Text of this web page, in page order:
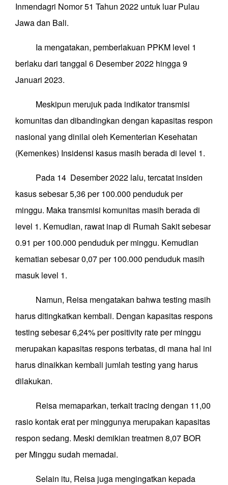
Inmendagri Nomor 51 Tahun 2022 untuk luar Pulau
Jawa dan Bali.
Ia mengatakan, pemberlakuan PPKM level 1
berlaku dari tanggal 6 Desember 2022 hingga 9
Januari 2023.
Meskipun merujuk pada indikator transmisi
komunitas dan dibandingkan dengan kapasitas respon
nasional yang dinilai oleh Kementerian Kesehatan
(Kemenkes) Insidensi kasus masih berada di level 1.
Pada 14 Desember 2022 lalu, tercatat insiden
kasus sebesar 5,36 per 100.000 penduduk per
minggu. Maka transmisi komunitas masih berada di
level 1. Kemudian, rawat inap di Rumah Sakit sebesar
0.91 per 100.000 penduduk per minggu. Kemudian
kematian sebesar 0,07 per 100.000 penduduk masih
masuk level 1.
Namun, Reisa mengatakan bahwa testing masih
harus ditingkatkan kembali. Dengan kapasitas respons
testing sebesar 6,24% per positivity rate per minggu
merupakan kapasitas respons terbatas, di mana hal ini
harus dinaikkan kembali jumlah testing yang harus
dilakukan.
Reisa memaparkan, terkait tracing dengan 11,00
rasio kontak erat per minggunya merupakan kapasitas
respon sedang. Meski demikian treatmen 8,07 BOR
per Minggu sudah memadai.
Selain itu, Reisa juga mengingatkan kepada